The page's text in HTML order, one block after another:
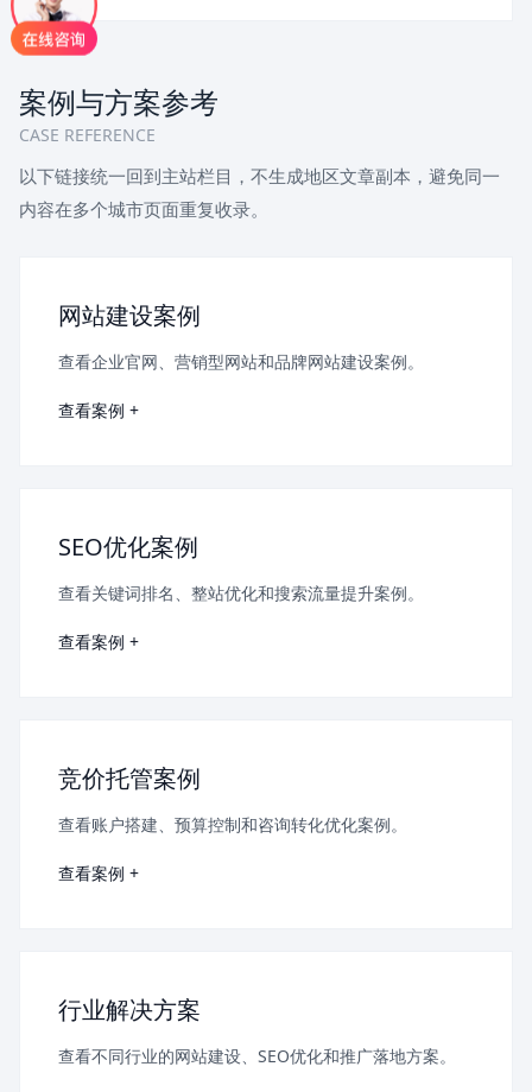
案例与方案参考
CASE REFERENCE
以下链接统一回到主站栏目，不生成地区文章副本，避免同一
内容在多个城市页面重复收录。
网站建设案例
查看企业官网、营销型网站和品牌网站建设案例。
查看案例 +
SEO优化案例
查看关键词排名、整站优化和搜索流量提升案例。
查看案例 +
竞价托管案例
查看账户搭建、预算控制和咨询转化优化案例。
查看案例 +
行业解决方案
查看不同行业的网站建设、SEO优化和推广落地方案。